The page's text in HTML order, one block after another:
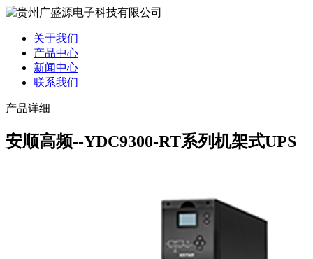
关于我们
产品中心
新闻中心
联系我们
产品详细
安顺高频--YDC9300-RT系列机架式UPS